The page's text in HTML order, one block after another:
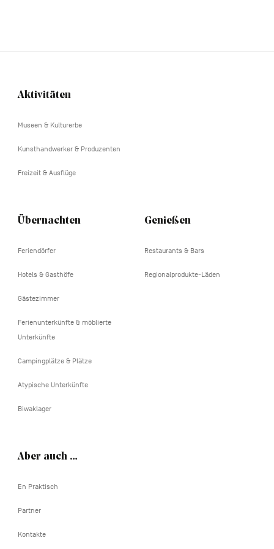
Navigation
Aktivitäten
Museen & Kulturerbe
Kunsthandwerker & Produzenten
Freizeit & Ausflüge
Übernachten
Feriendörfer
Hotels & Gasthöfe
Gästezimmer
Ferienunterkünfte & möblierte
Unterkünfte
Campingplätze & Plätze
Atypische Unterkünfte
Biwaklager
Genießen
Restaurants & Bars
Regionalprodukte-Läden
Aber auch …
En Praktisch
Partner
Kontakte